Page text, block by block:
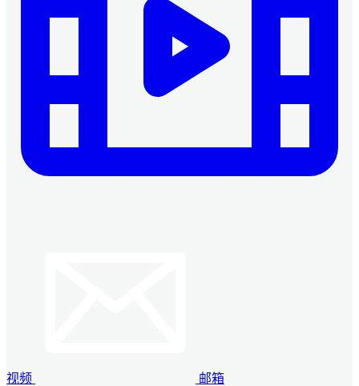
视频 邮箱